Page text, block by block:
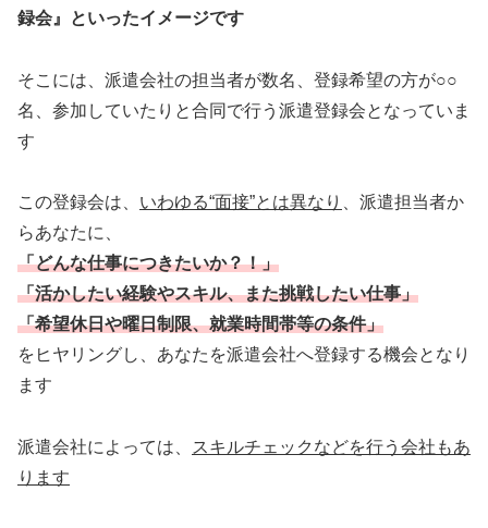
録会』といったイメージです
そこには、派遣会社の担当者が数名、登録希望の方が○○
名、参加していたりと合同で行う派遣登録会となっていま
す
この登録会は、 いわゆる“面接”とは異なり
、派遣担当者か
らあなたに、
「どんな仕事につきたいか？！」
「活かしたい経験やスキル、また挑戦したい仕事」
「希望休日や曜日制限、就業時間帯等の条件」
をヒヤリングし、あなたを派遣会社へ登録する機会となり
ます
派遣会社によっては、
スキルチェックなどを行う会社もあ
ります